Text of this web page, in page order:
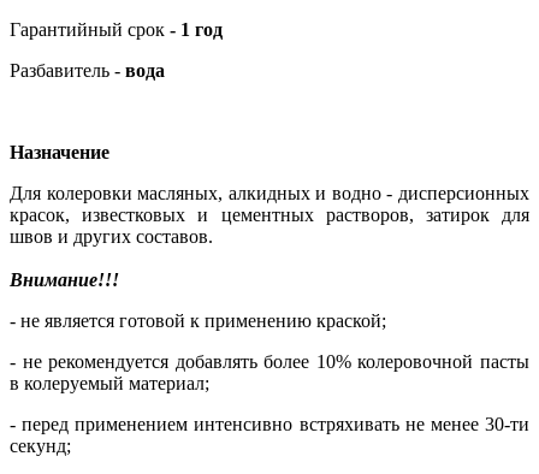
Гарантийный срок - 1 год
Разбавитель - вода
Назначение
Для колеровки масляных, алкидных и водно - дисперсионных
красок, известковых и цементных растворов, затирок для
швов и других составов.
Внимание!!!
- не является готовой к применению краской;
- не рекомендуется добавлять более 10% колеровочной пасты
в колеруемый материал;
- перед применением интенсивно встряхивать не менее 30-ти
секунд;